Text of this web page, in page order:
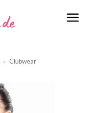
» Clubwear